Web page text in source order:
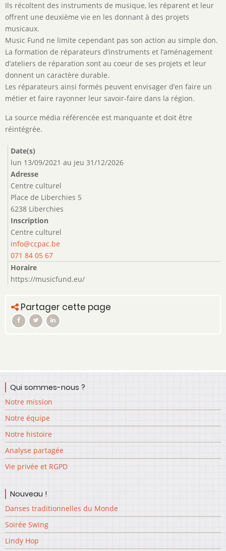
Ils récoltent des instruments de musique, les réparent et leur
offrent une deuxième vie en les donnant à des projets
musicaux.
Music Fund ne limite cependant pas son action au simple don.
La formation de réparateurs d’instruments et l’aménagement
d’ateliers de réparation sont au coeur de ses projets et leur
donnent un caractère durable.
Les réparateurs ainsi formés peuvent envisager d’en faire un
métier et faire rayonner leur savoir-faire dans la région.
La source média référencée est manquante et doit être
réintégrée.
Date(s)
lun 13/09/2021 au jeu 31/12/2026
Adresse
Centre culturel
Place de Liberchies 5
6238 Liberchies
Inscription
Centre culturel
info@ccpac.be
071 84 05 67
Horaire
https://musicfund.eu/
Partager cette page
Qui sommes-nous ?
Notre mission
Notre équipe
Notre histoire
Analyse partagée
Vie privée et RGPD
Nouveau !
Danses traditionnelles du Monde
Soirée Swing
Lindy Hop